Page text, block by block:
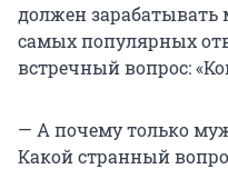
должен
самых популярных
встречный вопрос:
— А почему только
Какой странный